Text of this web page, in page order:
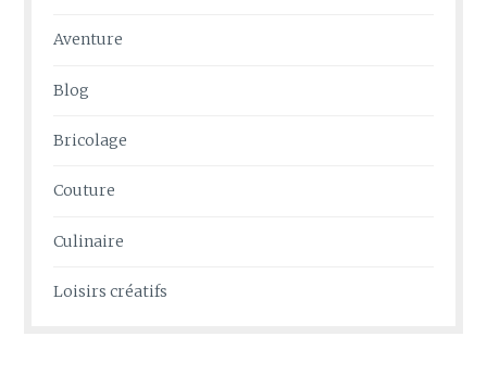
Aventure
Blog
Bricolage
Couture
Culinaire
Loisirs créatifs